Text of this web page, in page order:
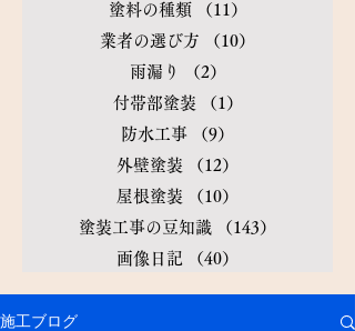
塗料の種類
（11）
業者の選び方
（10）
雨漏り
（2）
付帯部塗装
（1）
防水工事
（9）
外壁塗装
（12）
屋根塗装
（10）
塗装工事の豆知識
（143）
画像日記
（40）
施工ブログ